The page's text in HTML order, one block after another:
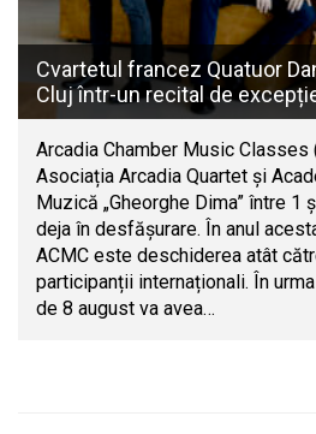
Cvartetul francez Quatuor
Cluj într-un recital de
Arcadia Chamber Music Classes
Asociația Arcadia Quartet și
Muzică „Gheorghe Dima” între
deja în desfășurare. În anul
ACMC este deschiderea atât
participanții internaționali. În
de 8 august va avea…